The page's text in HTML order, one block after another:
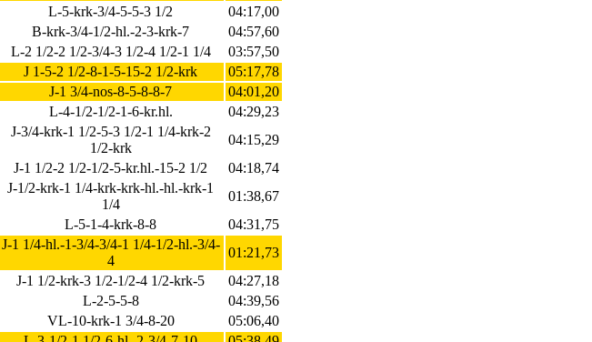
L-5-krk-3/4-5-5-3 1/2
04:17,00
B-krk-3/4-1/2-hl.-2-3-krk-7
04:57,60
L-2 1/2-2 1/2-3/4-3 1/2-4 1/2-1 1/4
03:57,50
J 1-5-2 1/2-8-1-5-15-2 1/2-krk
05:17,78
J-1 3/4-nos-8-5-8-8-7
04:01,20
L-4-1/2-1/2-1-6-kr.hl.
04:29,23
J-3/4-krk-1 1/2-5-3 1/2-1 1/4-krk-2
1/2-krk
04:15,29
J-1 1/2-2 1/2-1/2-5-kr.hl.-15-2 1/2
04:18,74
J-1/2-krk-1 1/4-krk-krk-hl.-hl.-krk-1
1/4
01:38,67
L-5-1-4-krk-8-8
04:31,75
J-1 1/4-hl.-1-3/4-3/4-1 1/4-1/2-hl.-3/4-
4
01:21,73
J-1 1/2-krk-3 1/2-1/2-4 1/2-krk-5
04:27,18
L-2-5-5-8
04:39,56
VL-10-krk-1 3/4-8-20
05:06,40